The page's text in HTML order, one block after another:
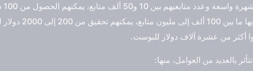
بوست. بينما الصفحات
أكثر من عشرة آلاف دولار للبوست.
بالعديد من العوامل، منها: